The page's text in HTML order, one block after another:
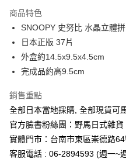
合作金庫商業銀行
華南商業銀行
上海商業儲蓄銀行
國泰世華商業銀行
臺灣中小企業銀行
聯邦商業銀行
元大商業銀行
玉山商業銀行
台新國際商業銀行
台灣樂天信用卡公司
LINE Pay
Apple Pay
悠遊付
Google Pay
ATM付款
商品特色
SNOOPY 史努比 水晶立體拼
日本正版 37片
外盒約14.5x9.5x4.5cm
完成品約高9.5cm
銷售重點
全部日本當地採購, 全部現貨可
官方臉書粉絲團：野馬日式雜貨
實體門市：台南市東區崇德路
客服電話 : 06-2894593 (週一~